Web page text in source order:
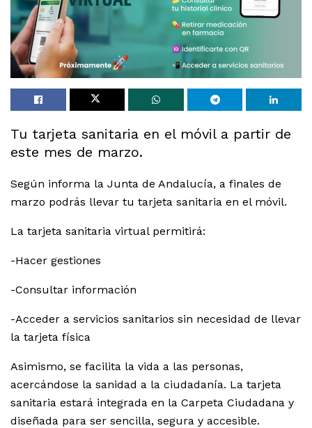
Tu tarjeta sanitaria en el móvil a partir de
este mes de marzo.
Según informa la Junta de Andalucía, a finales de
marzo podrás llevar tu tarjeta sanitaria en el móvil.
La tarjeta sanitaria virtual permitirá:
-Hacer gestiones
-Consultar información
-Acceder a servicios sanitarios sin necesidad de llevar
la tarjeta física
Asimismo, se facilita la vida a las personas,
acercándose la sanidad a la ciudadanía. La tarjeta
sanitaria estará integrada en la Carpeta Ciudadana y
diseñada para ser sencilla, segura y accesible.